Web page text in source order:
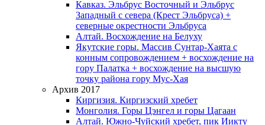
Кавказ. Эльбрус Восточный и Эльбрус
Западный с севера (Крест Эльбруса) +
северные окрестности Эльбруса
Алтай. Восхождение на Белуху
Якутские горы. Массив Сунтар-Хаята с
конным сопровождением + восхождение на
гору Палатка + восхождение на высшую
точку района гору Мус-Хая
Архив 2017
Киргизия. Киргизский хребет
Монголия. Горы Цэнгел и горы Цагаан
Алтай. Южно-Чуйский хребет, пик Иикту